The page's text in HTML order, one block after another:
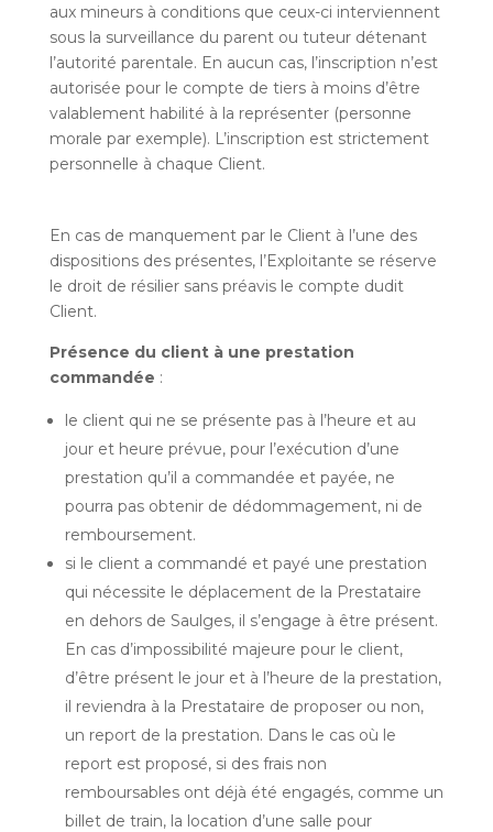
aux mineurs à conditions que ceux-ci interviennent
sous la surveillance du parent ou tuteur détenant
l’autorité parentale. En aucun cas, l’inscription n’est
autorisée pour le compte de tiers à moins d’être
valablement habilité à la représenter (personne
morale par exemple). L’inscription est strictement
personnelle à chaque Client.
En cas de manquement par le Client à l’une des
dispositions des présentes, l’Exploitante se réserve
le droit de résilier sans préavis le compte dudit
Client.
Présence du client à une prestation
commandée :
le client qui ne se présente pas à l’heure et au
jour et heure prévue, pour l’exécution d’une
prestation qu’il a commandée et payée, ne
pourra pas obtenir de dédommagement, ni de
remboursement.
si le client a commandé et payé une prestation
qui nécessite le déplacement de la Prestataire
en dehors de Saulges, il s’engage à être présent.
En cas d’impossibilité majeure pour le client,
d’être présent le jour et à l’heure de la prestation,
il reviendra à la Prestataire de proposer ou non,
un report de la prestation. Dans le cas où le
report est proposé, si des frais non
remboursables ont déjà été engagés, comme un
billet de train, la location d’une salle pour